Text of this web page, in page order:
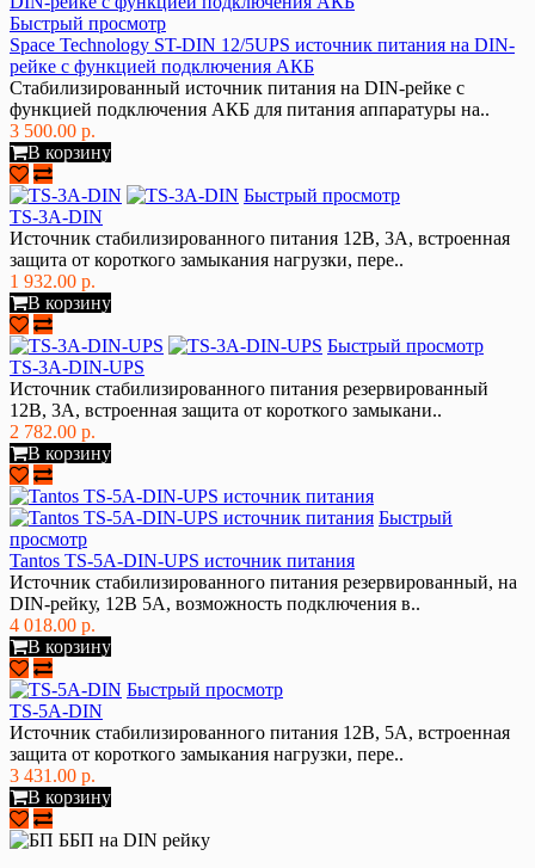
Быстрый просмотр
Space Technology ST-DIN 12/5UPS источник питания на DIN-
рейке с функцией подключения АКБ
Стабилизированный источник питания на DIN-рейке с
функцией подключения АКБ для питания аппаратуры на..
3 500.00 р.
В корзину
Быстрый просмотр
TS-3A-DIN
Источник стабилизированного питания 12В, 3А, встроенная
защита от короткого замыкания нагрузки, пере..
1 932.00 р.
В корзину
Быстрый просмотр
TS-3A-DIN-UPS
Источник стабилизированного питания резервированный
12В, 3А, встроенная защита от короткого замыкани..
2 782.00 р.
В корзину
Быстрый
просмотр
Tantos TS-5A-DIN-UPS источник питания
Источник стабилизированного питания резервированный, на
DIN-рейку, 12В 5А, возможность подключения в..
4 018.00 р.
В корзину
Быстрый просмотр
TS-5A-DIN
Источник стабилизированного питания 12В, 5А, встроенная
защита от короткого замыкания нагрузки, пере..
3 431.00 р.
В корзину